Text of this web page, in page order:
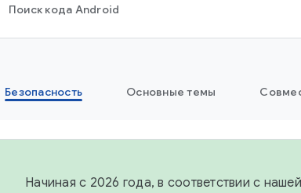
Поиск кода Android
Безопасность Основные темы
Начиная с 2026 года, в соответствии с